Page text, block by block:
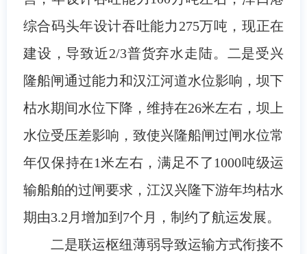
综合码头年设计吞吐能力275万吨，现正在
建设，导致近2/3普货弃水走陆。二是受兴
隆船闸通过能力和汉江河道水位影响，坝下
枯水期间水位下降，维持在26米左右，坝上
水位受压差影响，致使兴隆船闸过闸水位常
年仅保持在1米左右，满足不了1000吨级运
输船舶的过闸要求，江汉兴隆下游年均枯水
期由3.2月增加到7个月，制约了航运发展。
二是联运枢纽薄弱导致运输方式衔接不